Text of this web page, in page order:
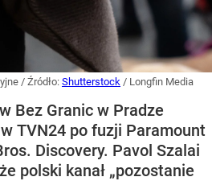
/ Źródło: Shutterstock / Longfin Media
Bez Granic w Pradze
TVN24 po fuzji Paramount
Discovery. Pavol Szalai
polski kanał „pozostanie